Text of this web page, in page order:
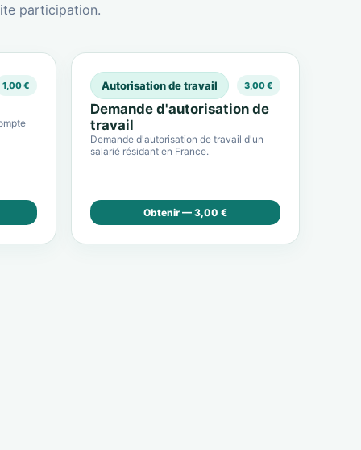
participation.
1,00 € Autorisation de travail 3,00 €
Demande d'autorisation de
travail
Demande d'autorisation de travail d'un
salarié résidant en France.
Obtenir — 3,00 €